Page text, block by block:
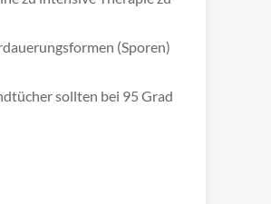
(Sporen)
sollten bei 95 Grad